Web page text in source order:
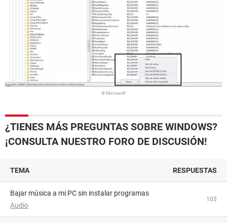
© Microsoft
¿TIENES MÁS PREGUNTAS SOBRE WINDOWS?
¡CONSULTA NUESTRO FORO DE DISCUSIÓN!
TEMA RESPUESTAS
Bajar música a mi PC sin instalar programas
Audio
103